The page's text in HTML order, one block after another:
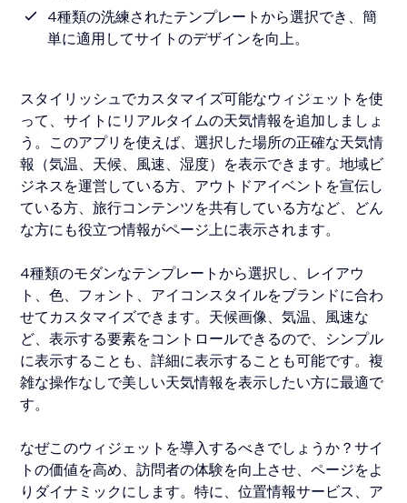
4種類の洗練されたテンプレートから選択でき、簡
単に適用してサイトのデザインを向上。
スタイリッシュでカスタマイズ可能なウィジェットを使
って、サイトにリアルタイムの天気情報を追加しましょ
う。このアプリを使えば、選択した場所の正確な天気情
報（気温、天候、風速、湿度）を表示できます。地域ビ
ジネスを運営している方、アウトドアイベントを宣伝し
ている方、旅行コンテンツを共有している方など、どん
な方にも役立つ情報がページ上に表示されます。
4種類のモダンなテンプレートから選択し、レイアウ
ト、色、フォント、アイコンスタイルをブランドに合わ
せてカスタマイズできます。天候画像、気温、風速な
ど、表示する要素をコントロールできるので、シンプル
に表示することも、詳細に表示することも可能です。複
雑な操作なしで美しい天気情報を表示したい方に最適で
す。
なぜこのウィジェットを導入するべきでしょうか？サイ
トの価値を高め、訪問者の体験を向上させ、ページをよ
りダイナミックにします。特に、位置情報サービス、ア